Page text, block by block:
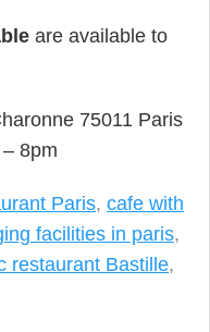
are available to
75011 Paris
8pm
Paris, cafe with
facilities in paris,
restaurant Bastille,